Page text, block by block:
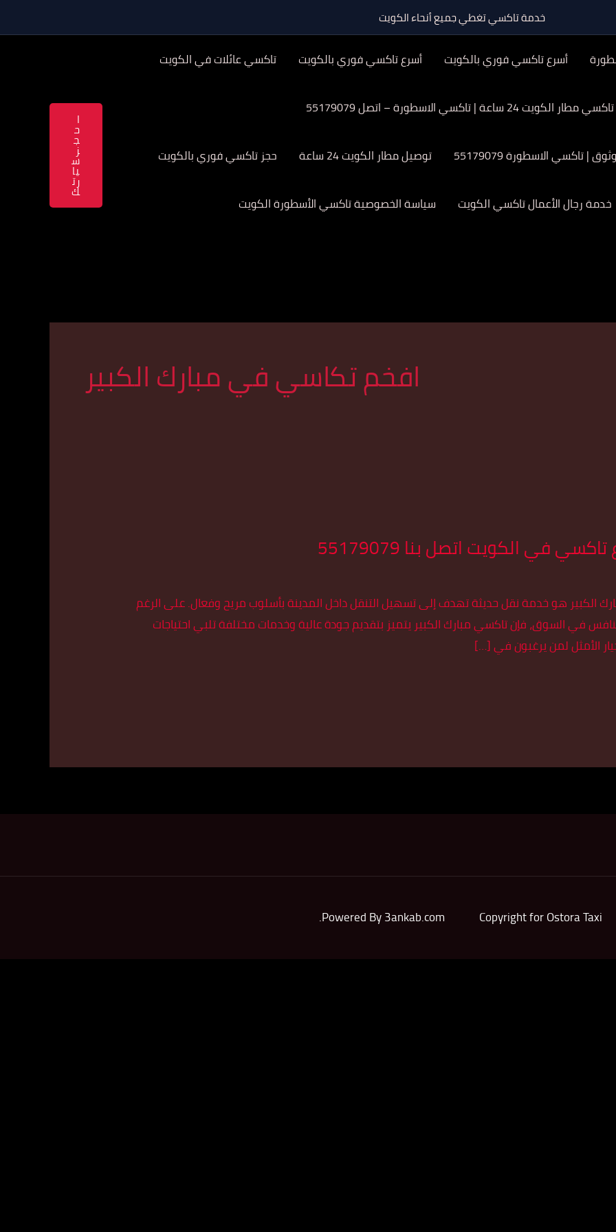
خدمة تاكسي تغطي جميع أنحاء الكويت
أسرع تاكسي فوري بالكويت أسرع تاكسي فوري بالكويت تاكسي عائلات في الكويت
تاكسي مطار الكويت 24 ساعة | تاكسي الاسطورة – اتصل 55179079
الاسطورة 55179079 توصيل مطار الكويت 24 ساعة حجز تاكسي فوري بالكويت
خدمة رجال الأعمال تاكسي الكويت سياسة الخصوصية تاكسي الأسطورة الكويت
ا
ح
ج
ز
س
يا
رت
ك
افخم تكاسي في مبارك الكبير
في الكويت اتصل بنا 55179079
الكبير هو خدمة نقل حديثة تهدف إلى تسهيل التنقل داخل المدينة بأسلوب مريح وفعال. على الرغم
في السوق، فإن تاكسي مبارك الكبير يتميز بتقديم جودة عالية وخدمات مختلفة تلبي احتياجات
الأمثل لمن يرغبون في […]
Copyright for Ostora Taxi
Powered By3ankab.com
.